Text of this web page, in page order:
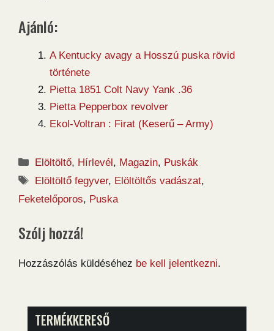
Ajánló:
A Kentucky avagy a Hosszú puska rövid
története
Pietta 1851 Colt Navy Yank .36
Pietta Pepperbox revolver
Ekol-Voltran : Firat (Keserű – Army)
Kategória
Elöltöltő, Hírlevél, Magazin, Puskák
Címkék
Elöltöltő fegyver, Elöltöltős vadászat,
Feketelőporos, Puska
Szólj hozzá!
Hozzászólás küldéséhez be kell jelentkezni.
TERMÉKKERESŐ